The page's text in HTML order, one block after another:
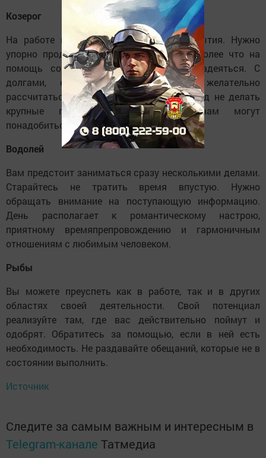
Козерог
На работе не следует форсировать события. Нужно
упорно продолжать начатые дела. Тем более что на
помощь со стороны вряд ли стоит надеяться. С
долгами, если они у вас есть, желательно
рассчитаться. Постарайтесь в этот период не делать
крупные покупки, вскоре деньги вам могут
понадобиться.
Водолей
Вам предстоит заниматься сразу несколькими делами.
Старайтесь не тратить время впустую. Нужно
обращать внимание на поступающую информацию.
День располагает к романтическому настрою,
приятному времяпрепровождению и гармоничным
отношениям с любимым человеком.
Рыбы
Вы можете преуспеть как в работе, так и в других
областях своей деятельности. Свой потенциал
реализуйте там, где вас действительно поймут и
одобрят. Обратитесь за помощью, если в ней есть
необходимость. Не раздавайте обещаний, которые не в
состоянии выполнить.
Источник
Следите за самым важным и интересным в
Telegram-канале Татмедиа